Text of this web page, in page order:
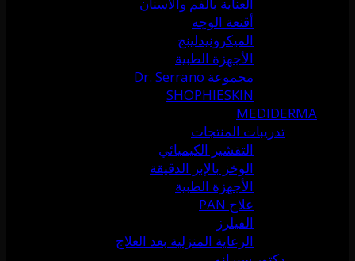
أقنعة الوجه
الميكرونيدلينج
الأجهزة الطبية
مجموعة Dr. Serrano
SHOPHIESKIN
MEDIDERMA
تدريبات المنتجات
التقشير الكيميائي
الوخز بالإبر الدقيقة
الأجهزة الطبية
علاج PAN
الفيلرز
الرعاية المنزلية بعد العلاج